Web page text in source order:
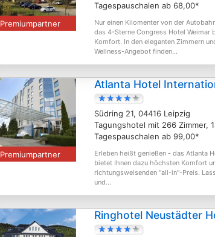
Premiumpartner
Tagespauschalen ab 68,00*
Nur einen Kilomenter von der
das 4-Sterne Congress Hotel Weimar
Komfort. In den eleganten Zimmern
Wellness-Angebot finden...
Premiumpartner
Atlanta Hotel
Südring 21, 04416 Leipzig
Tagungshotel mit 266 Zimmer,
Tagespauschalen ab 99,00*
Erleben heißt genießen - das Atlanta
bietet Ihnen dazu höchsten Komfort
richtungsweisenden "all-in"-Preis.
und...
Ringhotel Neustädter